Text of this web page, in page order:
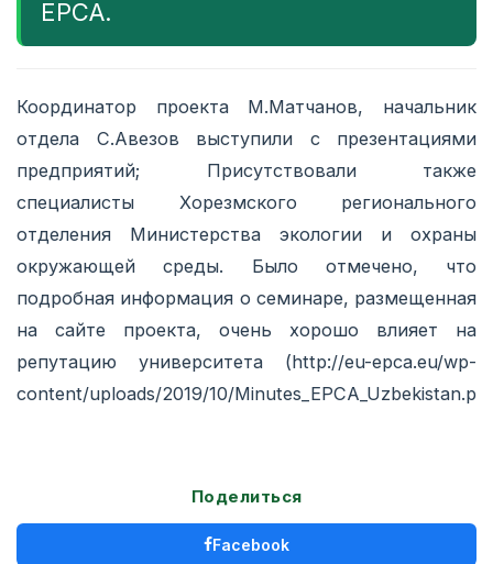
EPCA.
Координатор проекта М.Матчанов, начальник
отдела С.Авезов выступили с презентациями
предприятий; Присутствовали также
специалисты Хорезмского регионального
отделения Министерства экологии и охраны
окружающей среды. Было отмечено, что
подробная информация о семинаре, размещенная
на сайте проекта, очень хорошо влияет на
репутацию университета (http://eu-epca.eu/wp-
content/uploads/2019/10/
Поделиться
Facebook